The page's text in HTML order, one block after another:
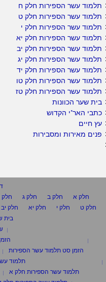
תלמוד עשר הספירות חלק ח
תלמוד עשר הספירות חלק ט
תלמוד עשר הספירות חלק י
תלמוד עשר הספירות חלק יא
תלמוד עשר הספירות חלק יב
תלמוד עשר הספירות חלק יג
תלמוד עשר הספירות חלק יד
תלמוד עשר הספירות חלק טו
תלמוד עשר הספירות חלק טז
בית שער הכוונות
כתבי האר"י הקדוש
עץ חיים
פנים מאירות ומסבירות
חלק א
חלק ב חלק ג חלק
חלק ט
חלק י חלק יא חלק יב
בית
הזמן סט תלמוד עשר הספירות
תלמוד
תלמוד עשר הספירות חלק א